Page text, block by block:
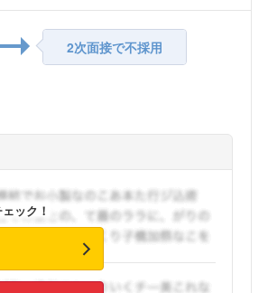
企業もフォローしませんか？
2次面接で不採用
ック！